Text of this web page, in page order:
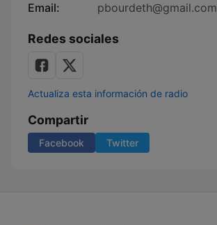
Email:
pbourdeth@gmail.com
Redes sociales
Actualiza esta información de radio
Compartir
Facebook Twitter